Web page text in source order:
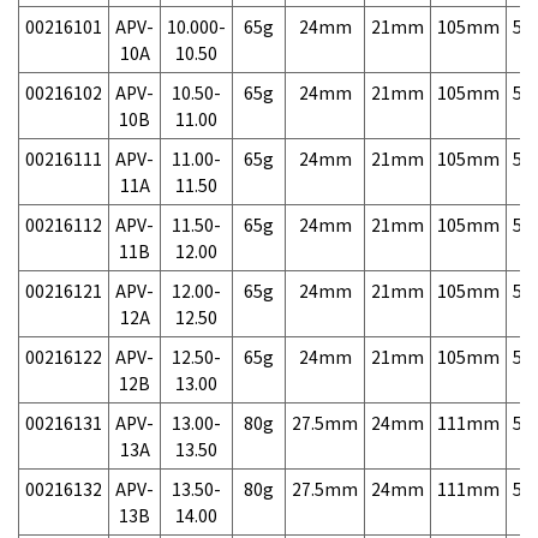
00216101 APV-
10A
10.000-
10.50
65g 24mm 21mm 105mm
00216102 APV-
10B
10.50-
11.00
65g 24mm 21mm 105mm
00216111 APV-
11A
11.00-
11.50
65g 24mm 21mm 105mm
00216112 APV-
11B
11.50-
12.00
65g 24mm 21mm 105mm
00216121 APV-
12A
12.00-
12.50
65g 24mm 21mm 105mm
00216122 APV-
12B
12.50-
13.00
65g 24mm 21mm 105mm
00216131 APV-
13A
13.00-
13.50
80g 27.5mm 24mm 111mm
00216132 APV-
13B
13.50-
14.00
80g 27.5mm 24mm 111mm